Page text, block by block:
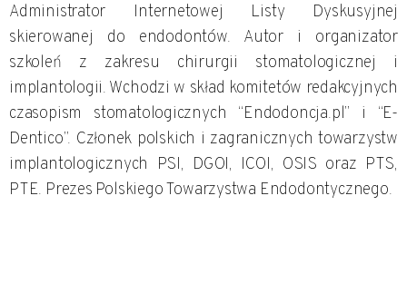
Administrator Internetowej Listy Dyskusyjnej
skierowanej do endodontów. Autor i organizator
szkoleń z zakresu chirurgii stomatologicznej i
implantologii. Wchodzi w skład komitetów redakcyjnych
czasopism stomatologicznych “Endodoncja.pl” i “E-
Dentico”. Członek polskich i zagranicznych towarzystw
implantologicznych PSI, DGOI, ICOI, OSIS oraz PTS,
PTE. Prezes Polskiego Towarzystwa Endodontycznego.